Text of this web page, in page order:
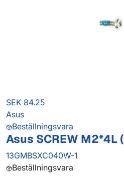
SEK 84.25
Asus
Beställningsvara
Asus SCREW M2*4L
13GMBSXC040W-1
Beställningsvara